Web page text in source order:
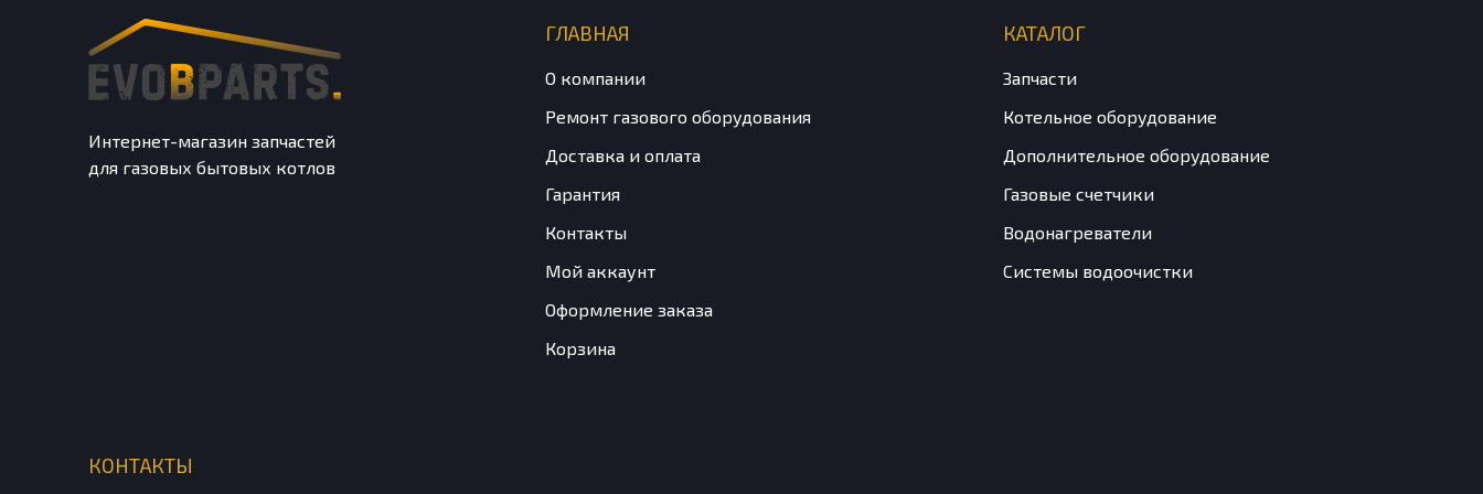
Интернет-магазин запчастей
для газовых бытовых котлов
ГЛАВНАЯ
О компании
Ремонт газового оборудования
Доставка и оплата
Гарантия
Контакты
Мой аккаунт
Оформление заказа
Корзина
КАТАЛОГ
Запчасти
Котельное оборудование
Дополнительное оборудование
Газовые счетчики
Водонагреватели
Системы водоочистки
КОНТАКТЫ